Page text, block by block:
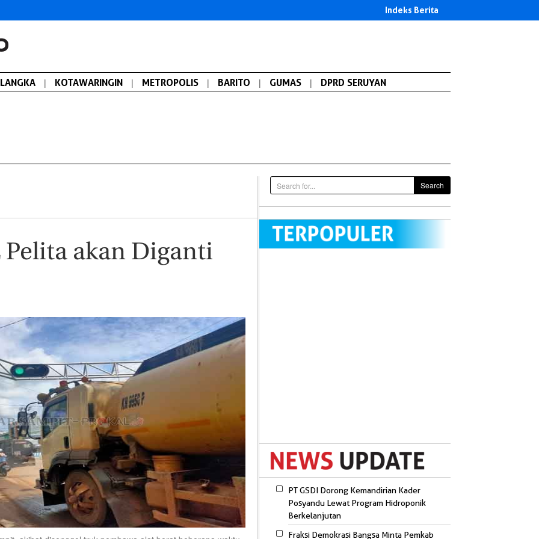
Indeks Berita
| KOTAWARINGIN | METROPOLIS | BARITO | GUMAS | DPRD SERUYAN
Pelita akan Diganti
Search
PT GSDI Dorong Kemandirian Kader
Posyandu Lewat Program Hidroponik
Berkelanjutan
Fraksi Demokrasi Bangsa Minta Pemkab